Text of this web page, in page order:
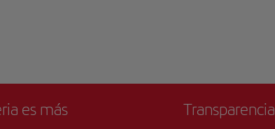
el estilo arquitectónico de
atravesarlo con uno de los
es más Transparencia